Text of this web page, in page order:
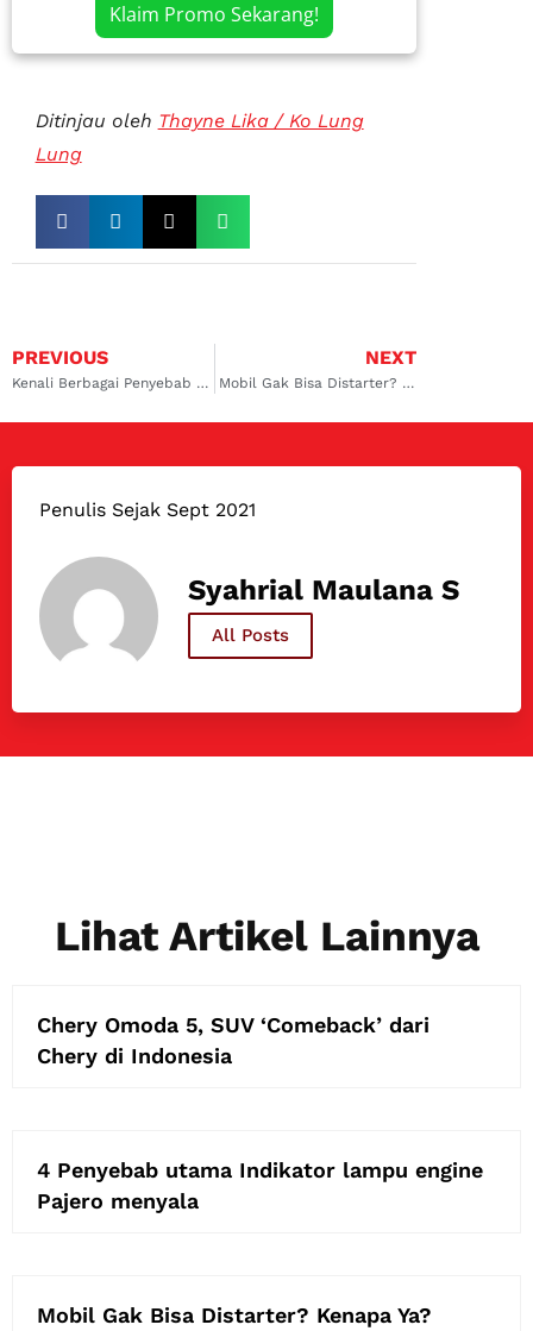
Klaim Promo Sekarang!
Ditinjau oleh Thayne Lika / Ko Lung
Lung
PREVIOUS
Kenali Berbagai Penyebab Bensin Mobil Boros yang Harus Diketahui
NEXT
Mobil Gak Bisa Distarter? Kenapa Ya? Simak Jawabannya di Sini!
Penulis Sejak Sept 2021
Syahrial Maulana S
All Posts
Lihat Artikel Lainnya
Chery Omoda 5, SUV ‘Comeback’ dari
Chery di Indonesia
4 Penyebab utama Indikator lampu engine
Pajero menyala
Mobil Gak Bisa Distarter? Kenapa Ya?